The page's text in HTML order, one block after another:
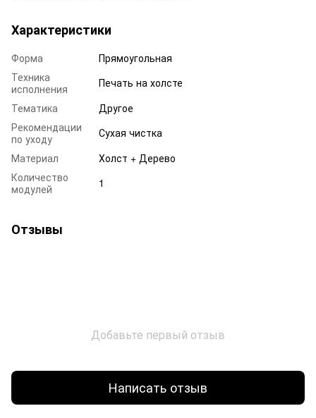
Характеристики
Форма
Прямоугольная
Техника
исполнения
Печать на холсте
Тематика
Другое
Рекомендации
по уходу
Сухая чистка
Материал
Холст + Дерево
Количество
модулей
1
Отзывы
Добавьте первый отзыв
Написать отзыв